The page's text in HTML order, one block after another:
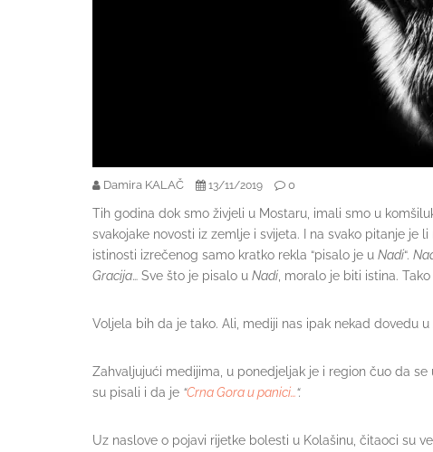
Damira KALAČ 13/11/2019 0
Tih godina dok smo živjeli u Mostaru, imali smo u
svakojake novosti iz zemlje i svijeta. I na svako pitanje
istinosti izrečenog samo kratko rekla “pisalo je u Nadi“.
Gracija… Sve što je pisalo u Nadi , moralo je biti istina.
Voljela bih da je tako. Ali, mediji nas ipak nekad dovedu u
Zahvaljujući medijima, u ponedjeljak je i region čuo da se
su pisali i da je “Crna Gora u panici…“.
Uz naslove o pojavi rijetke bolesti u Kolašinu, čitaoci su